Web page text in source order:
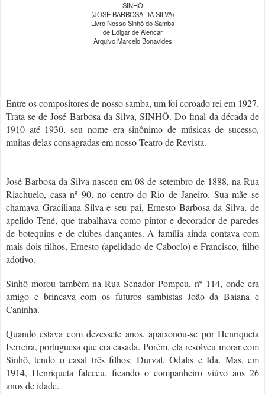
SINHÔ
(JOSÉ BARBOSA DA SILVA)
Livro Nosso Sinhô do Samba
de Edigar de Alencar
Arquivo Marcelo Bonavides
Entre os compositores de nosso samba, um foi coroado rei em 1927.
Trata-se de José Barbosa da Silva, SINHÔ. Do final da década de
1910 até 1930, seu nome era sinônimo de músicas de sucesso,
muitas delas consagradas em nosso Teatro de Revista.
José Barbosa da Silva nasceu em 08 de setembro de 1888, na Rua
Riachuelo, casa nº 90, no centro do Rio de Janeiro. Sua mãe se
chamava Graciliana Silva e seu pai, Ernesto Barbosa da Silva, de
apelido Tené, que trabalhava como pintor e decorador de paredes
de botequins e de clubes dançantes. A família ainda contava com
mais dois filhos, Ernesto (apelidado de Caboclo) e Francisco, filho
adotivo.
Sinhô morou também na Rua Senador Pompeu, nº 114, onde era
amigo e brincava com os futuros sambistas João da Baiana e
Caninha.
Quando estava com dezessete anos, apaixonou-se por Henriqueta
Ferreira, portuguesa que era casada. Porém, ela resolveu morar com
Sinhô, tendo o casal três filhos: Durval, Odalis e Ida. Mas, em
1914, Henriqueta faleceu, ficando o companheiro viúvo aos 26
anos de idade.